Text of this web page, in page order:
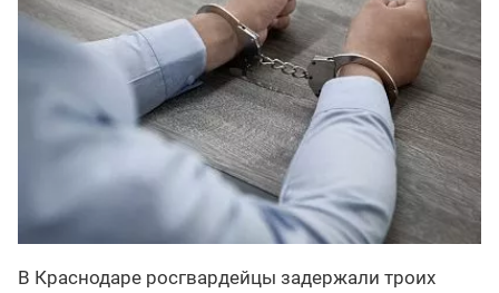
В Краснодаре росгвардейцы задержали троих